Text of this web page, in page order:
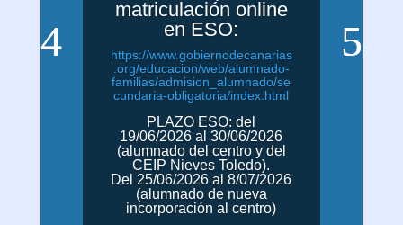
matriculación online
en ESO:
https://www.gobiernodecanarias
.org/educacion/web/alumnado-
familias/admision_alumnado/se
cundaria-obligatoria/index.html
PLAZO ESO: del
19/06/2026 al 30/06/2026
(alumnado del centro y del
CEIP Nieves Toledo).
Del 25/06/2026 al 8/07/2026
(alumnado de nueva
incorporación al centro)